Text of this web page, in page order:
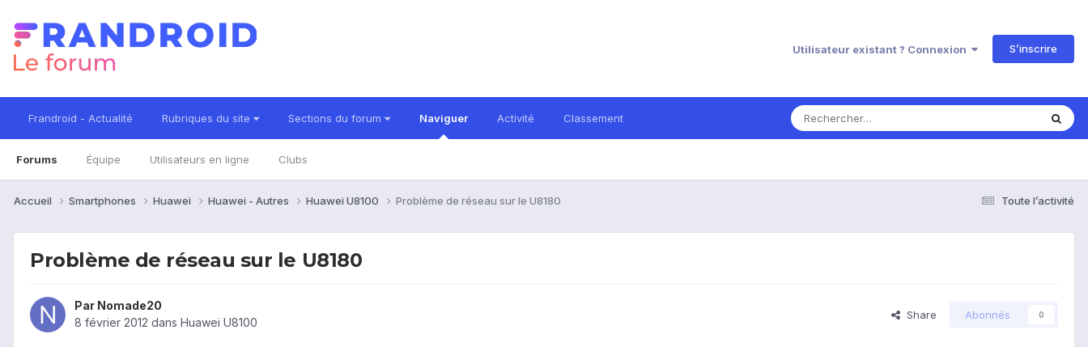
Utilisateur existant ? Connexion S’inscrire
Frandroid - Actualité Rubriques du site Sections du forum Naviguer
Forums Équipe Utilisateurs en ligne Clubs
Activité Classement
Toute l’activité
Accueil Smartphones Huawei Huawei - Autres Huawei U8100 Problème de réseau sur le U8180
Problème de réseau sur le U8180
Par Nomade20
8 février 2012 dans Huawei U8100
Share Abonnés 0